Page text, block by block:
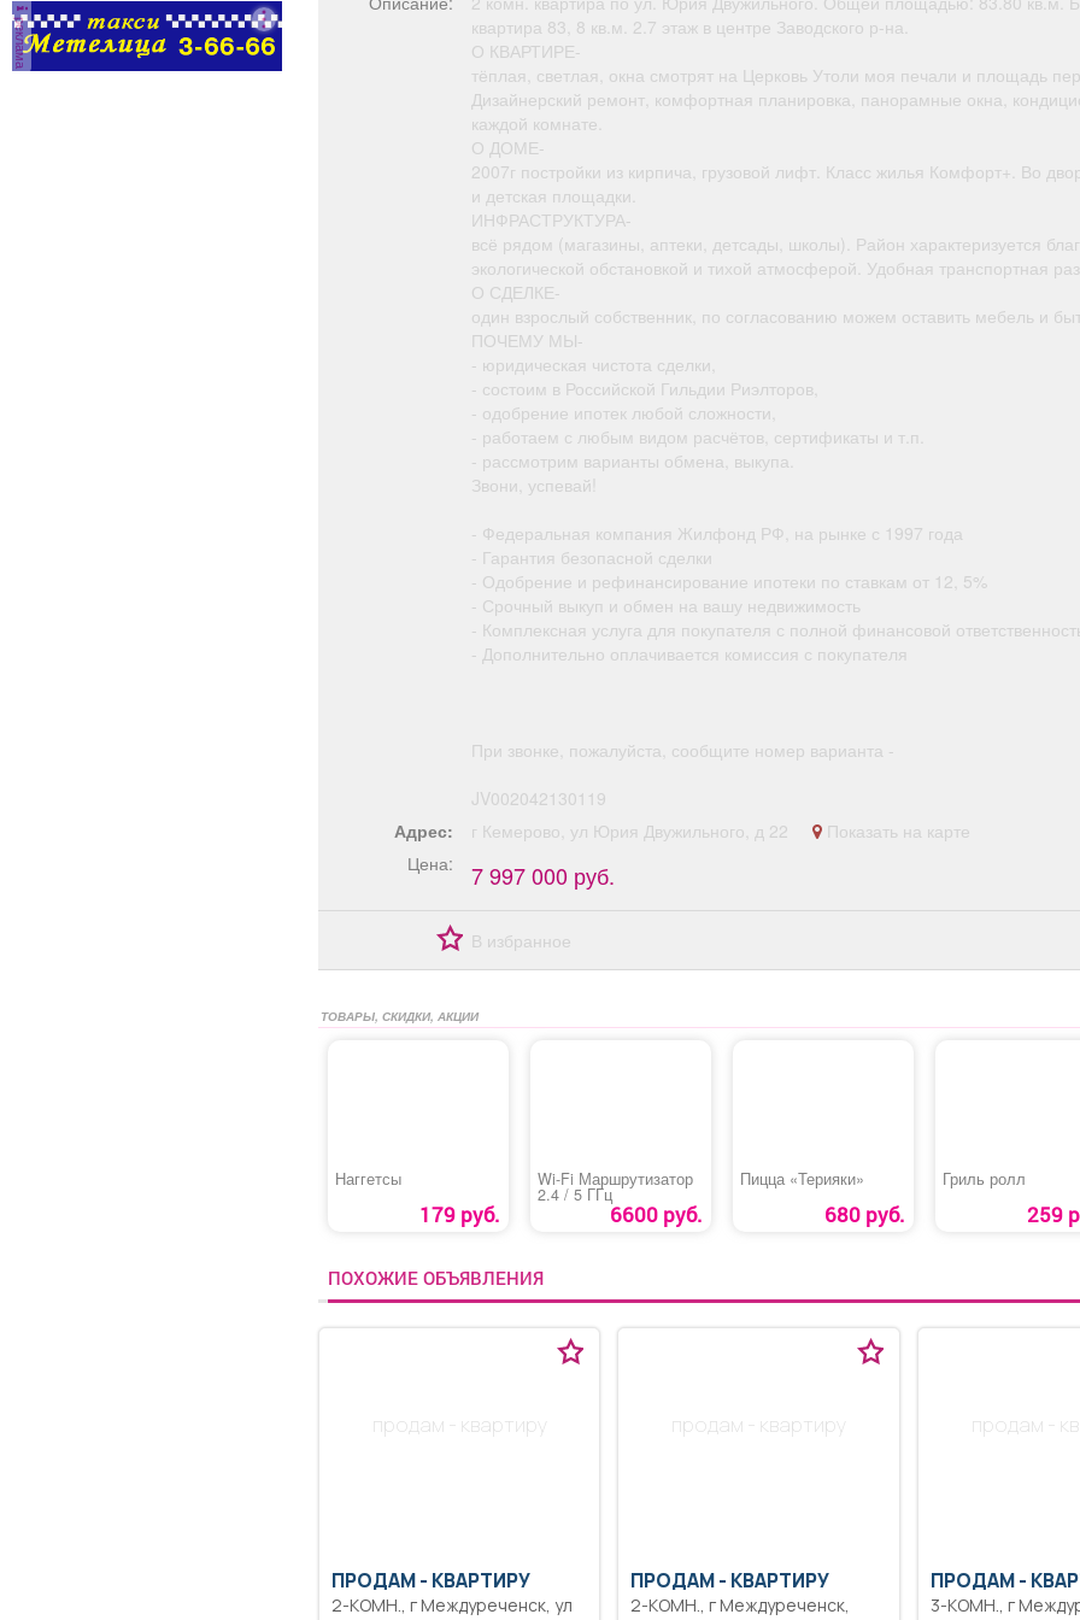
реклама
квартира 83, 8 кв.м. 2.7 этаж в центре Заводского р-на.
О КВАРТИРЕ-
тёплая, светлая, окна смотрят на Церковь Утоли моя печали и площадь
Дизайнерский ремонт, комфортная планировка, панорамные окна,
каждой комнате.
О ДОМЕ-
2007г постройки из кирпича, грузовой лифт. Класс жилья Комфорт+. Во
и детская площадки.
ИНФРАСТРУКТУРА-
всё рядом (магазины, аптеки, детсады, школы). Район характеризуется
экологической обстановкой и тихой атмосферой. Удобная транспортная
О СДЕЛКЕ-
один взрослый собственник, по согласованию можем оставить мебель и
ПОЧЕМУ МЫ-
- юридическая чистота сделки,
- состоим в Российской Гильдии Риэлторов,
- одобрение ипотек любой сложности,
- работаем с любым видом расчётов, сертификаты и т.п.
- рассмотрим варианты обмена, выкупа.
Звони, успевай!
- Федеральная компания Жилфонд РФ, на рынке с 1997 года
- Гарантия безопасной сделки
- Одобрение и рефинансирование ипотеки по ставкам от 12, 5%
- Срочный выкуп и обмен на вашу недвижимость
- Комплексная услуга для покупателя с полной финансовой
- Дополнительно оплачивается комиссия с покупателя
При звонке, пожалуйста, сообщите номер варианта -
JV002042130119
Адрес:
г Кемерово, ул Юрия Двужильного, д 22
Показать на карте
Цена:
7 997 000 руб.
В избранное
ТОВАРЫ, СКИДКИ, АКЦИИ
Наггетсы
179 руб.
Wi-Fi Маршрутизатор
2.4 / 5 ГГц
6600 руб.
Пицца «Терияки»
680 руб.
Гриль ролл
259
ПОХОЖИЕ ОБЪЯВЛЕНИЯ
продам - квартиру
ПРОДАМ - КВАРТИРУ
2-КОМН., г Междуреченск, ул
продам - квартиру
ПРОДАМ - КВАРТИРУ
2-КОМН., г Междуреченск,
продам -
ПРОДАМ -
3-КОМН., г Междуреченск, пр-